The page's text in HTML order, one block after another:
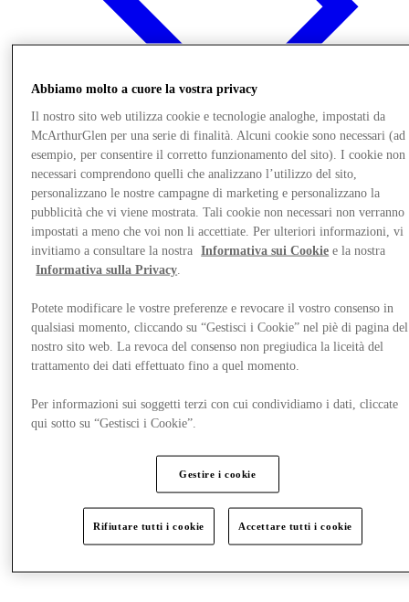
Offerte
Abbiamo molto a cuore la vostra privacy
Il nostro sito web utilizza cookie e tecnologie analoghe, impostati da
McArthurGlen per una serie di finalità. Alcuni cookie sono necessari (ad
esempio, per consentire il corretto funzionamento del sito). I cookie non
necessari comprendono quelli che analizzano l’utilizzo del sito,
personalizzano le nostre campagne di marketing e personalizzano la
pubblicità che vi viene mostrata. Tali cookie non necessari non verranno
impostati a meno che voi non li accettiate. Per ulteriori informazioni, vi
invitiamo a consultare la nostra
Informativa sui Cookie e la nostra
Informativa sulla Privacy
Potete modificare le vostre preferenze e revocare il vostro consenso in
qualsiasi momento, cliccando su “Gestisci i Cookie” nel piè di pagina del
nostro sito web. La revoca del consenso non pregiudica la liceità del
trattamento dei dati effettuato fino a quel momento.
Per informazioni sui soggetti terzi con cui condividiamo i dati, cliccate
qui sotto su “Gestisci i Cookie”.
Gestire i cookie
Rifiutare tutti i cookie Accettare tutti i cookie